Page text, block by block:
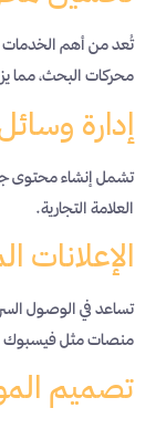
تُعد من أهم الخدمات
محركات البحث، مما
إدارة
تشمل إنشاء محتوى
العلامة التجارية.
الإعلانات
تساعد في الوصول
منصات مثل
تصميم